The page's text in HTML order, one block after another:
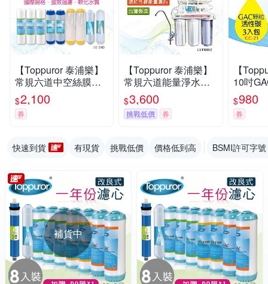
【Toppuror 泰浦樂】
常規六道中空絲膜軟
水一年份濾心9入裝_
CC-24D
$2,100
券
【Toppuror 泰浦樂】
常規六道能量淨水器_
TPR-FT08 (不含基本
安裝)
$3,600
挑戰低價 券
【
10吋
濾心3
$980
券
快速到貨 有現貨 挑戰低價 價格低到高 BSMI許可字號
補貨中